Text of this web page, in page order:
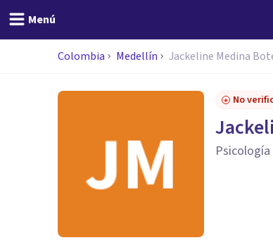
Menú
Colombia Medellín Jackeline Medina
No
Psicología